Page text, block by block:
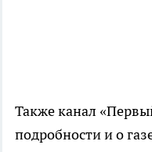
Также канал
подробности и о